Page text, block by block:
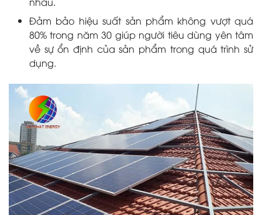
Đảm bảo hiệu suất sản phẩm không vượt quá
80% trong năm 30 giúp người tiêu dùng yên tâm
về sự ổn định của sản phẩm trong quá trình sử
dụng.